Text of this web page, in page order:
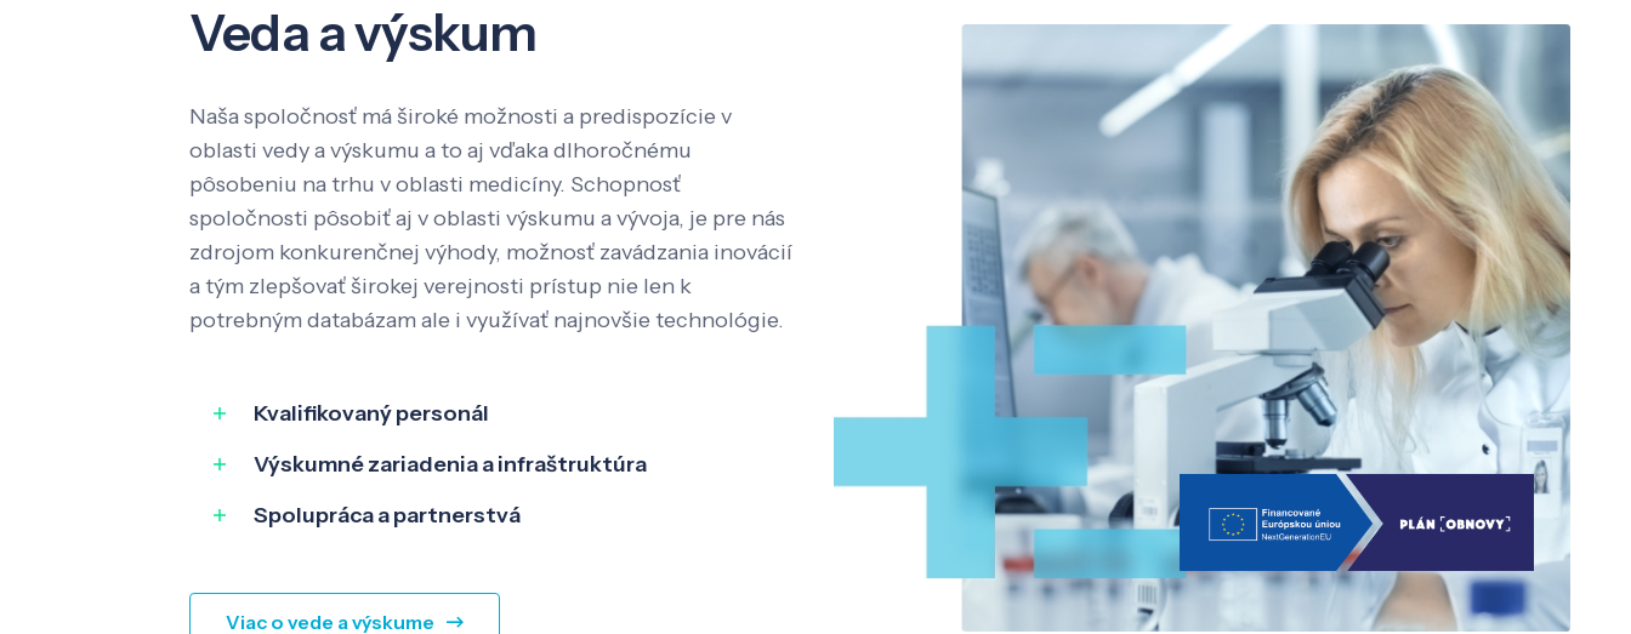
Veda a výskum
Naša spoločnosť má široké možnosti a predispozície v
oblasti vedy a výskumu a to aj vďaka dlhoročnému
pôsobeniu na trhu v oblasti medicíny. Schopnosť
spoločnosti pôsobiť aj v oblasti výskumu a vývoja, je pre nás
zdrojom konkurenčnej výhody, možnosť zavádzania inovácií
a tým zlepšovať širokej verejnosti prístup nie len k
potrebným databázam ale i využívať najnovšie technológie.
Kvalifikovaný personál
Výskumné zariadenia a infraštruktúra
Spolupráca a partnerstvá
Viac o vede a výskume